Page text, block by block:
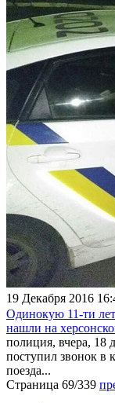
19 Декабря 2016
Одинокую 11-ти
нашли на
полиция, вчера, 18
поступил звонок в
поезда...
Страница 69/339